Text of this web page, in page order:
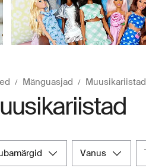
Mänguasjad Muusikariistad
vanus